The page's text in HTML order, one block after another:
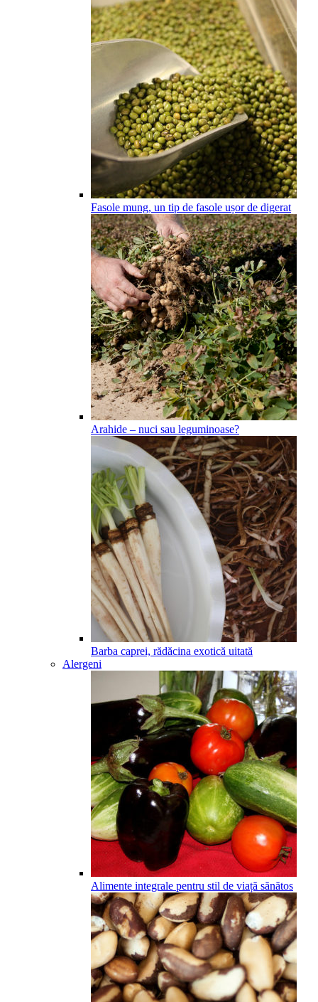
Fasole mung, un tip de fasole ușor de digerat
Arahide – nuci sau leguminoase?
Barba caprei, rădăcina exotică uitată
Alergeni
Alimente integrale pentru stil de viață sănătos